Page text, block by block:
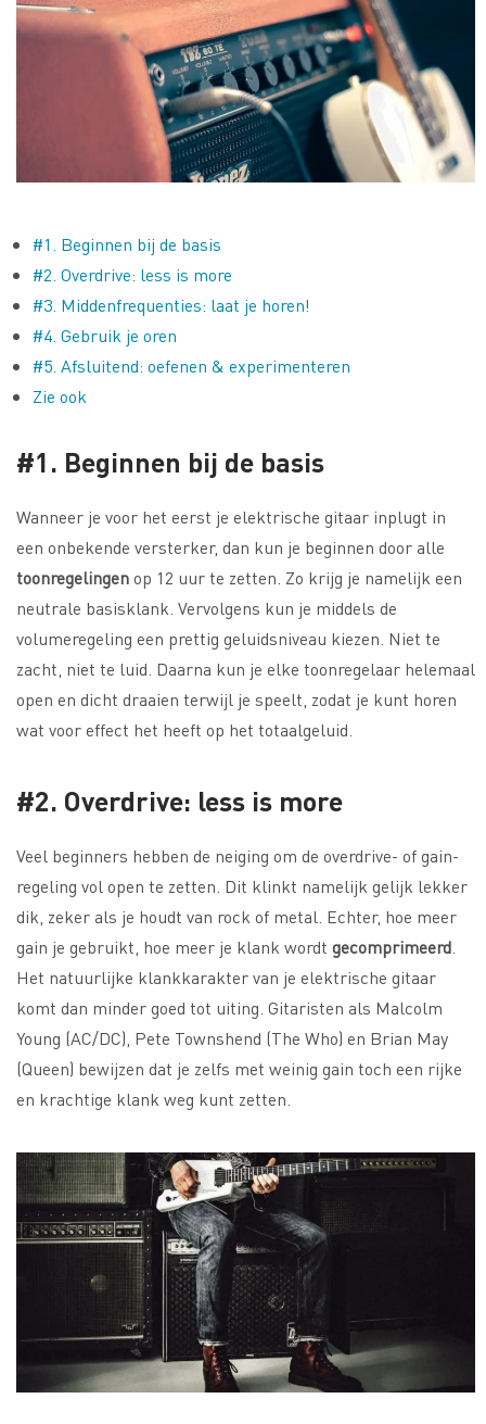
#1. Beginnen bij de basis
#2. Overdrive: less is more
#3. Middenfrequenties: laat je horen!
#4. Gebruik je oren
#5. Afsluitend: oefenen & experimenteren
Zie ook
#1. Beginnen bij de basis
Wanneer je voor het eerst je elektrische gitaar inplugt in
een onbekende versterker, dan kun je beginnen door alle
toonregelingenop 12 uur te zetten. Zo krijg je namelijk een
neutrale basisklank. Vervolgens kun je middels de
volumeregeling een prettig geluidsniveau kiezen. Niet te
zacht, niet te luid. Daarna kun je elke toonregelaar helemaal
open en dicht draaien terwijl je speelt, zodat je kunt horen
wat voor effect het heeft op het totaalgeluid.
#2. Overdrive: less is more
Veel beginners hebben de neiging om de overdrive- of gain-
regeling vol open te zetten. Dit klinkt namelijk gelijk lekker
dik, zeker als je houdt van rock of metal. Echter, hoe meer
gain je gebruikt, hoe meer je klank wordt gecomprimeerd
Het natuurlijke klankkarakter van je elektrische gitaar
komt dan minder goed tot uiting. Gitaristen als Malcolm
Young (AC/DC), Pete Townshend (The Who) en Brian May
(Queen) bewijzen dat je zelfs met weinig gain toch een rijke
en krachtige klank weg kunt zetten.